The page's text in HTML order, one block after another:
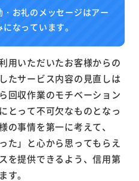
お礼のメッセージはアー
なっています。
用いただいたお客様からの
たサービス内容の見直しは
回収作業のモチベーション
とって不可欠なものとなっ
の事情を第一に考えて、
た」と心から思ってもらえ
を提供できるよう、信用第
す。